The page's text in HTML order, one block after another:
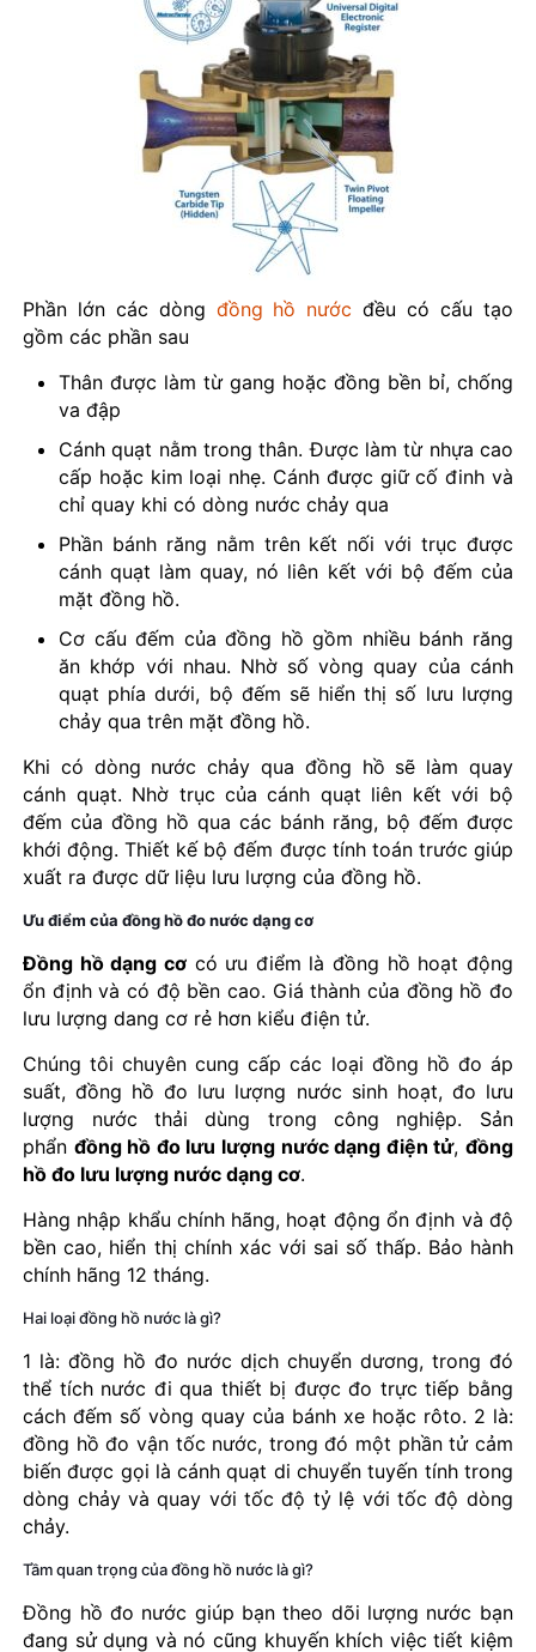
Phần lớn các dòng đồng hồ nước đều có cấu tạo
gồm các phần sau
Thân được làm từ gang hoặc đồng bền bỉ, chống
va đập
Cánh quạt nằm trong thân. Được làm từ nhựa cao
cấp hoặc kim loại nhẹ. Cánh được giữ cố đinh và
chỉ quay khi có dòng nước chảy qua
Phần bánh răng nằm trên kết nối với trục được
cánh quạt làm quay, nó liên kết với bộ đếm của
mặt đồng hồ.
Cơ cấu đếm của đồng hồ gồm nhiều bánh răng
ăn khớp với nhau. Nhờ số vòng quay của cánh
quạt phía dưới, bộ đếm sẽ hiển thị số lưu lượng
chảy qua trên mặt đồng hồ.
Khi có dòng nước chảy qua đồng hồ sẽ làm quay
cánh quạt. Nhờ trục của cánh quạt liên kết với bộ
đếm của đồng hồ qua các bánh răng, bộ đếm được
khới động. Thiết kế bộ đếm được tính toán trước giúp
xuất ra được dữ liệu lưu lượng của đồng hồ.
Ưu điểm của đồng hồ đo nước dạng cơ
Đồng hồ dạng cơcó ưu điểm là đồng hồ hoạt động
ổn định và có độ bền cao. Giá thành của đồng hồ đo
lưu lượng dang cơ rẻ hơn kiểu điện tử.
Chúng tôi chuyên cung cấp các loại đồng hồ đo áp
suất, đồng hồ đo lưu lượng nước sinh hoạt, đo lưu
lượng nước thải dùng trong công nghiệp. Sản
phẩn đồng hồ đo lưu lượng nước dạng điện tử, đồng
hồ đo lưu lượng nước dạng cơ.
Hàng nhập khẩu chính hãng, hoạt động ổn định và độ
bền cao, hiển thị chính xác với sai số thấp. Bảo hành
chính hãng 12 tháng.
Hai loại đồng hồ nước là gì?
1 là: đồng hồ đo nước dịch chuyển dương, trong đó
thể tích nước đi qua thiết bị được đo trực tiếp bằng
cách đếm số vòng quay của bánh xe hoặc rôto. 2 là:
đồng hồ đo vận tốc nước, trong đó một phần tử cảm
biến được gọi là cánh quạt di chuyển tuyến tính trong
dòng chảy và quay với tốc độ tỷ lệ với tốc độ dòng
chảy.
Tầm quan trọng của đồng hồ nước là gì?
Đồng hồ đo nước giúp bạn theo dõi lượng nước bạn
đang sử dụng và nó cũng khuyến khích việc tiết kiệm